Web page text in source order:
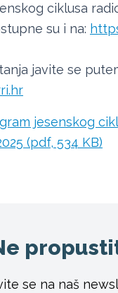
ciklusa
su i na:
javite se
jesenskog
(pdf, 534 KB)
se na naš